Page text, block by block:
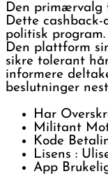
Den primærvalg
Dette
politisk
Den plattform
sikre tolerant
informere
beslutninger
Har
Militant
Kode
Lisens :
App